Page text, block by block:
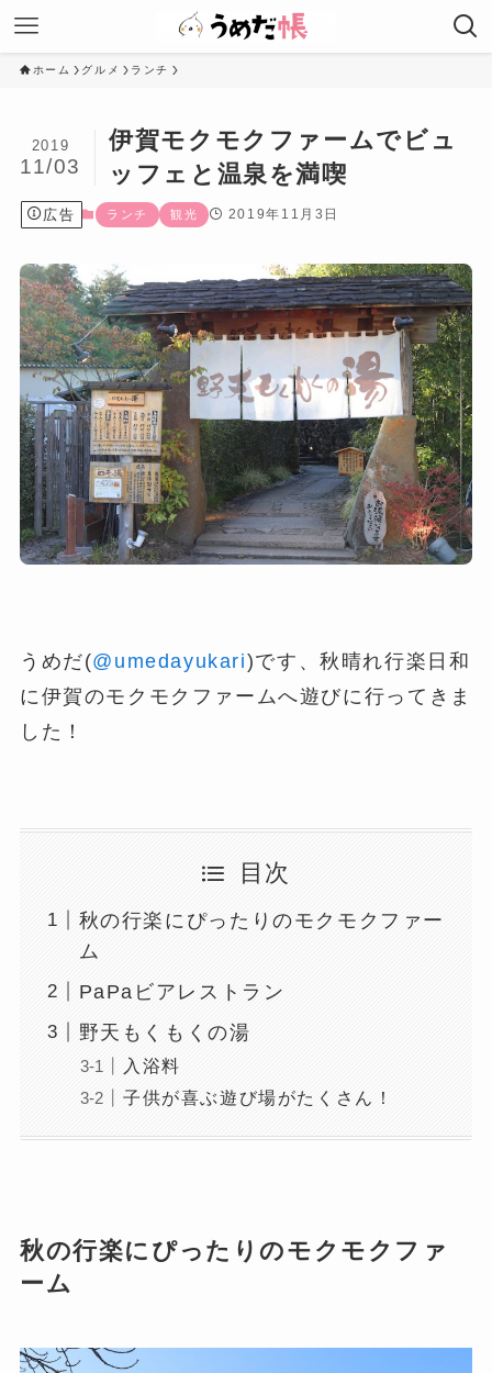
ホーム グルメ ランチ
伊賀モクモクファームでビュ
ッフェと温泉を満喫
2019
11/03
広告 ランチ 観光 2019年11月3日
うめだ(@umedayukari)です、秋晴れ行楽日和
に伊賀のモクモクファームへ遊びに行ってきま
した！
目次
秋の行楽にぴったりのモクモクファー
ム
PaPaビアレストラン
野天もくもくの湯
入浴料
子供が喜ぶ遊び場がたくさん！
秋の行楽にぴったりのモクモクファ
ーム